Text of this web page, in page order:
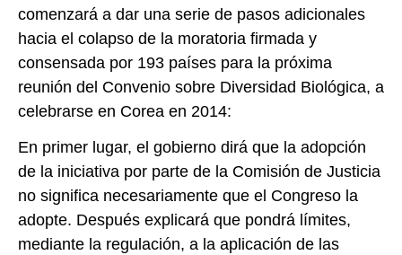
comenzará a dar una serie de pasos adicionales
hacia el colapso de la moratoria firmada y
consensada por 193 países para la próxima
reunión del Convenio sobre Diversidad Biológica, a
celebrarse en Corea en 2014:
En primer lugar, el gobierno dirá que la adopción
de la iniciativa por parte de la Comisión de Justicia
no significa necesariamente que el Congreso la
adopte. Después explicará que pondrá límites,
mediante la regulación, a la aplicación de las